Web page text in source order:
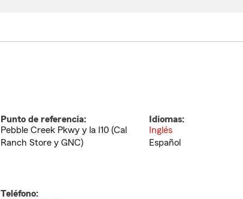
Punto de referencia:
Pebble Creek Pkwy y la I10 (Cal
Ranch Store y GNC)
Idiomas:
Inglés
Español
Teléfono: